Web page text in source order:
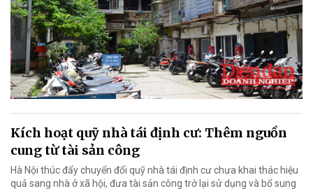
Kích hoạt quỹ nhà tái định cư: Thêm nguồn
cung từ tài sản công
Hà Nội thúc đẩy chuyển đổi quỹ nhà tái định cư chưa khai thác hiệu
quả sang nhà ở xã hội, đưa tài sản công trở lại sử dụng và bổ sung